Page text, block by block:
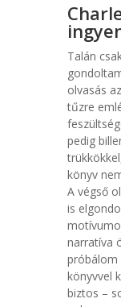
Talán
olvasás
tűzre
pedig
könyv
A végső
is
narratíva
próbálom
könyvvel
biztos –